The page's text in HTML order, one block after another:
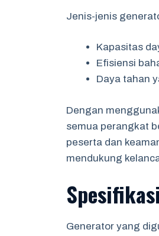
Jenis-jenis
Kapasitas
Efisiensi
Daya tahan
Dengan
semua perangkat
peserta dan
mendukung
Generator yang